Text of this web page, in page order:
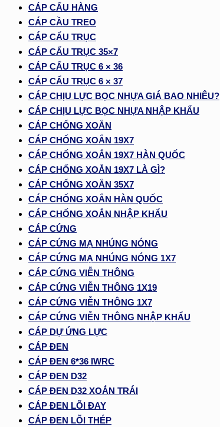
CÁP CẨU HÀNG
CÁP CẦU TREO
CÁP CẨU TRỤC
CÁP CẨU TRỤC 35×7
CÁP CẨU TRỤC 6 × 36
CÁP CẨU TRỤC 6 × 37
CÁP CHỊU LỰC BỌC NHỰA GIÁ BAO NHIÊU?
CÁP CHỊU LỰC BỌC NHỰA NHẬP KHẨU
CÁP CHỐNG XOẮN
CÁP CHỐNG XOẮN 19X7
CÁP CHỐNG XOẮN 19X7 HÀN QUỐC
CÁP CHỐNG XOẮN 19X7 LÀ GÌ?
CÁP CHỐNG XOẮN 35X7
CÁP CHỐNG XOẮN HÀN QUỐC
CÁP CHỐNG XOẮN NHẬP KHẨU
CÁP CỨNG
CÁP CỨNG MẠ NHÚNG NÓNG
CÁP CỨNG MẠ NHÚNG NÓNG 1X7
CÁP CỨNG VIỄN THÔNG
CÁP CỨNG VIỄN THÔNG 1X19
CÁP CỨNG VIỄN THÔNG 1X7
CÁP CỨNG VIỄN THÔNG NHẬP KHẨU
CÁP DỰ ỨNG LỰC
CÁP ĐEN
CÁP ĐEN 6*36 IWRC
CÁP ĐEN D32
CÁP ĐEN D32 XOẮN TRÁI
CÁP ĐEN LÕI ĐAY
CÁP ĐEN LÕI THÉP